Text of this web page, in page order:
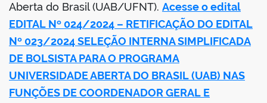
Aberta do Brasil (UAB/UFNT). Acesse o edital
EDITAL Nº 024/2024 – RETIFICAÇÃO DO EDITAL
Nº 023/2024 SELEÇÃO INTERNA SIMPLIFICADA
DE BOLSISTA PARA O PROGRAMA
UNIVERSIDADE ABERTA DO BRASIL (UAB) NAS
FUNÇÕES DE COORDENADOR GERAL E